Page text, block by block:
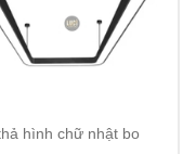
hình chữ nhật bo